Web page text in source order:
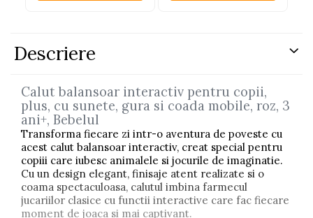
Descriere
Calut balansoar interactiv pentru copii,
plus, cu sunete, gura si coada mobile, roz, 3
ani+, Bebelul
Transforma fiecare zi intr-o aventura de poveste cu
acest calut balansoar interactiv, creat special pentru
copiii care iubesc animalele si jocurile de imaginatie.
Cu un design elegant, finisaje atent realizate si o
coama spectaculoasa, calutul imbina farmecul
jucariilor clasice cu functii interactive care fac fiecare
moment de joaca si mai captivant.